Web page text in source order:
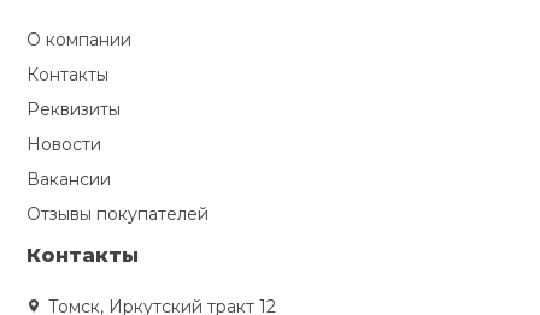
О компании
Контакты
Реквизиты
Новости
Вакансии
Отзывы покупателей
Контакты
Томск, Иркутский тракт 12